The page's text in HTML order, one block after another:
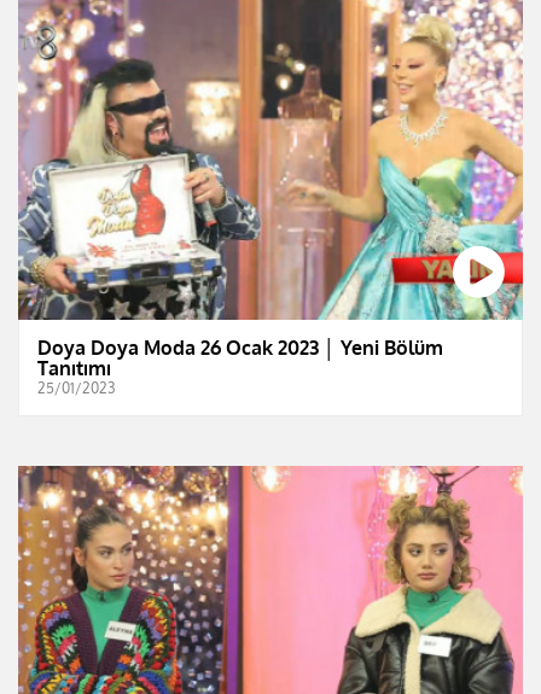
Doya Doya Moda 26 Ocak 2023 │ Yeni Bölüm
Tanıtımı
25/01/2023